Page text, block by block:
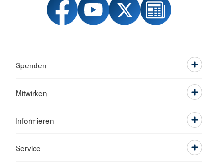
Spenden
Mitwirken
Informieren
Service